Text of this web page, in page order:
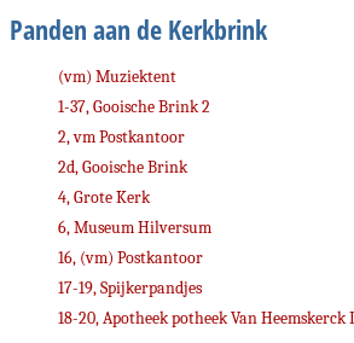
Panden aan de Kerkbrink
(vm) Muziektent
1-37, Gooische Brink 2
2, vm Postkantoor
2d, Gooische Brink
4, Grote Kerk
6, Museum Hilversum
16, (vm) Postkantoor
17-19, Spijkerpandjes
18-20, Apotheek potheek Van Heemskerck